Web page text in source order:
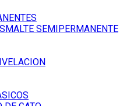
SEMIPERMANENTE